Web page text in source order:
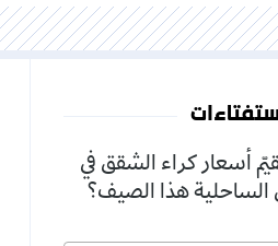
أسعار كراء الشقق في
الساحلية هذا الصيف؟